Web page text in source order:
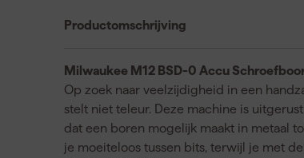
Productomschrijving
Milwaukee M12 BSD-0 Accu
Op zoek naar veelzijdigheid in een
stelt niet teleur. Deze machine is
dat een boren mogelijk maakt in metaal
je moeiteloos tussen bits, terwijl je met